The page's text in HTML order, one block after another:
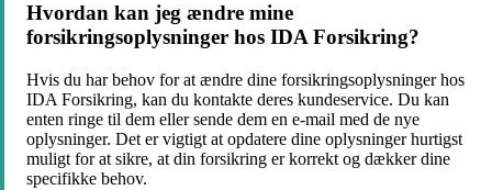
Hvordan kan jeg ændre mine
forsikringsoplysninger hos IDA Forsikring?
Hvis du har behov for at ændre dine forsikringsoplysninger hos
IDA Forsikring, kan du kontakte deres kundeservice. Du kan
enten ringe til dem eller sende dem en e-mail med de nye
oplysninger. Det er vigtigt at opdatere dine oplysninger hurtigst
muligt for at sikre, at din forsikring er korrekt og dækker dine
specifikke behov.